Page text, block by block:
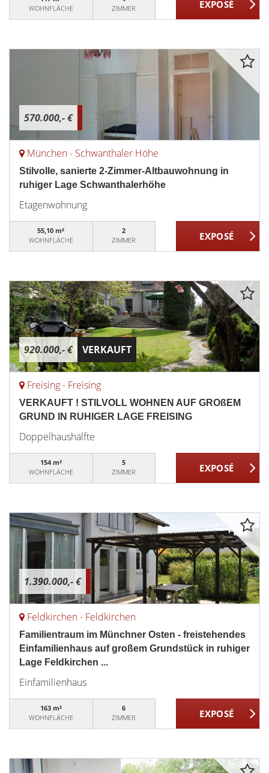
WOHNFLÄCHE
ZIMMER
570.000,- €
München - Schwanthaler Höhe
Stilvolle, sanierte 2-Zimmer-Altbauwohnung in
ruhiger Lage Schwanthalerhöhe
Etagenwohnung
55,10 m²
WOHNFLÄCHE
2
ZIMMER
920.000,- € VERKAUFT
Freising - Freising
VERKAUFT ! STILVOLL WOHNEN AUF GROßEM
GRUND IN RUHIGER LAGE FREISING
Doppelhaushälfte
154 m²
WOHNFLÄCHE
5
ZIMMER
1.390.000,- €
Feldkirchen - Feldkirchen
Familientraum im Münchner Osten - freistehendes
Einfamilienhaus auf großem Grundstück in ruhiger
Lage Feldkirchen ...
Einfamilienhaus
163 m²
WOHNFLÄCHE
6
ZIMMER